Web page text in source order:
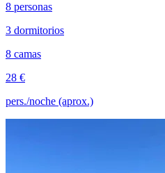
8 personas
3 dormitorios
8 camas
28 €
pers./noche (aprox.)